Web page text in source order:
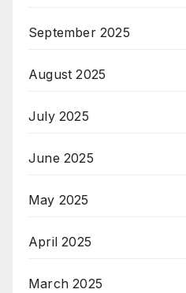
September 2025
August 2025
July 2025
June 2025
May 2025
April 2025
March 2025